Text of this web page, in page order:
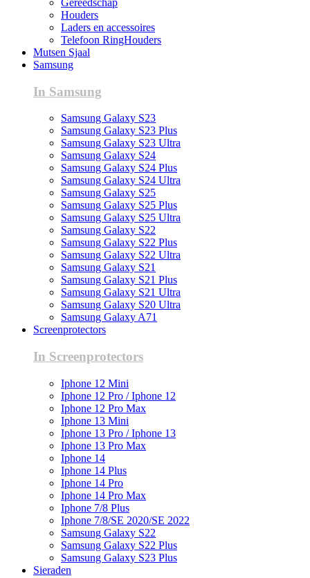
Gereedschap
Houders
Laders en accessoires
Telefoon RingHouders
Mutsen Sjaal
Samsung
In Samsung
Samsung Galaxy S23
Samsung Galaxy S23 Plus
Samsung Galaxy S23 Ultra
Samsung Galaxy S24
Samsung Galaxy S24 Plus
Samsung Galaxy S24 Ultra
Samsung Galaxy S25
Samsung Galaxy S25 Plus
Samsung Galaxy S25 Ultra
Samsung Galaxy S22
Samsung Galaxy S22 Plus
Samsung Galaxy S22 Ultra
Samsung Galaxy S21
Samsung Galaxy S21 Plus
Samsung Galaxy S21 Ultra
Samsung Galaxy S20 Ultra
Samsung Galaxy A71
Screenprotectors
In Screenprotectors
Iphone 12 Mini
Iphone 12 Pro / Iphone 12
Iphone 12 Pro Max
Iphone 13 Mini
Iphone 13 Pro / Iphone 13
Iphone 13 Pro Max
Iphone 14
Iphone 14 Plus
Iphone 14 Pro
Iphone 14 Pro Max
Iphone 7/8 Plus
Iphone 7/8/SE 2020/SE 2022
Samsung Galaxy S22
Samsung Galaxy S22 Plus
Samsung Galaxy S23 Plus
Sieraden